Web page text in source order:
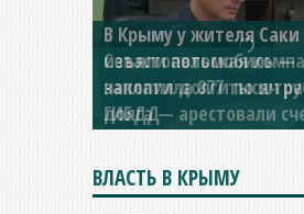
Севастопольская
заплатила 877 тысяч
долга — арестовали
ВЛАСТЬ В КРЫМУ